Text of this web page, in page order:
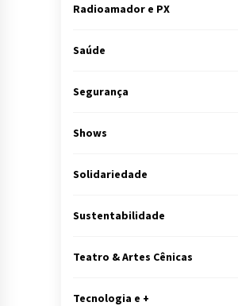
Radioamador e PX
Saúde
Segurança
Shows
Solidariedade
Sustentabilidade
Teatro & Artes Cênicas
Tecnologia e +